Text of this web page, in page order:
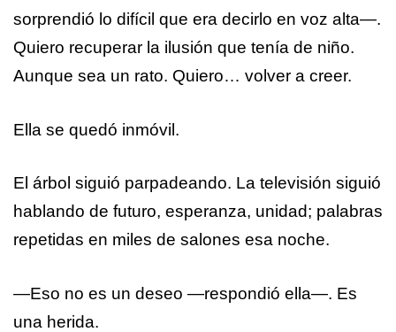
sorprendió lo difícil que era decirlo en voz alta—.
Quiero recuperar la ilusión que tenía de niño.
Aunque sea un rato. Quiero… volver a creer.
Ella se quedó inmóvil.
El árbol siguió parpadeando. La televisión siguió
hablando de futuro, esperanza, unidad; palabras
repetidas en miles de salones esa noche.
—Eso no es un deseo —respondió ella—. Es
una herida.